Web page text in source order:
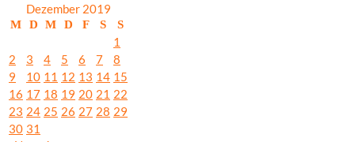
Dezember 2019
M D M D F S S
1
2
3 4 5 6 7
8
9
10 11 12 13 14 15
16 17 18 19 20 21 22
23 24 25 26 27 28 29
30 31